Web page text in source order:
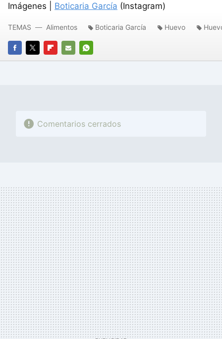
Imágenes | Boticaria García (Instagram)
FACEBOOK
TWITTERFLIPBOARD
E-
WHATSAPP
TEMAS Alimentos Boticaria García Huevo
Comentarios cerrados